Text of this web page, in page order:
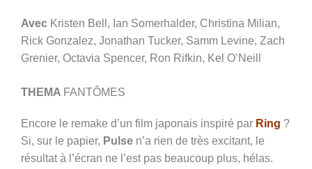
Avec Kristen Bell, Ian Somerhalder, Christina Milian,
Rick Gonzalez, Jonathan Tucker, Samm Levine, Zach
Grenier, Octavia Spencer, Ron Rifkin, Kel O’Neill
THEMA FANTÔMES
Encore le remake d’un film japonais inspiré par Ring ?
Si, sur le papier, Pulse n’a rien de très excitant, le
résultat à l’écran ne l’est pas beaucoup plus, hélas.